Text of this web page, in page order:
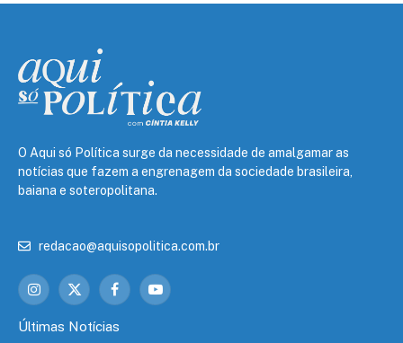
O Aqui só Política surge da necessidade de amalgamar as
notícias que fazem a engrenagem da sociedade brasileira,
baiana e soteropolitana.
redacao@aquisopolitica.com.br
Instagram
X
FacebookYouTube
Últimas Notícias